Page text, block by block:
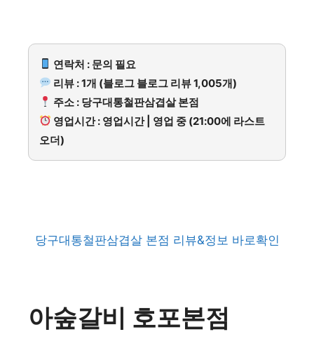
연락처 : 문의 필요
리뷰 : 1개 (블로그 블로그 리뷰 1,005개)
주소 : 당구대통철판삼겹살 본점
영업시간 : 영업시간 | 영업 중 (21:00에 라스트
오더)
당구대통철판삼겹살 본점 리뷰&정보 바로확인
아숲갈비 호포본점